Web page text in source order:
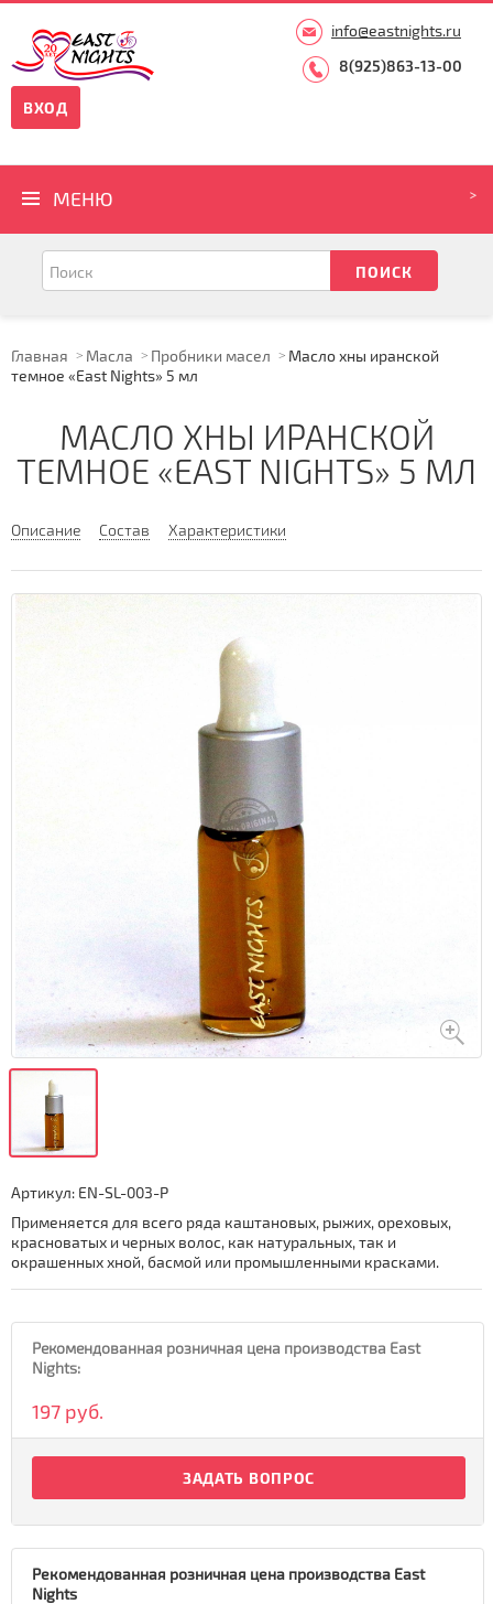
info@eastnights.ru
8(925)863-13-00
ВХОД
МЕНЮ
Главная Масла Пробники масел
Масло хны иранской
темное «East Nights» 5 мл
МАСЛО ХНЫ ИРАНСКОЙ
ТЕМНОЕ «EAST NIGHTS» 5 МЛ
Описание Состав Характеристики
Артикул: EN-SL-003-P
Применяется для всего ряда каштановых, рыжих, ореховых,
красноватых и черных волос, как натуральных, так и
окрашенных хной, басмой или промышленными красками.
Рекомендованная розничная цена производства East
Nights:
197 руб.
ЗАДАТЬ ВОПРОС
Рекомендованная розничная цена производства East
Nights